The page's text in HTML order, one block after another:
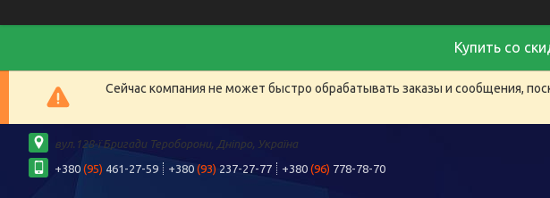
Купить со
Сейчас компания не может быстро обрабатывать заказы и сообщения,
вул.128-ї Бригади Тероборони, Дніпро, Україна
+380 (95) 461-27-59 +380 (93) 237-27-77 +380 (96) 778-78-70